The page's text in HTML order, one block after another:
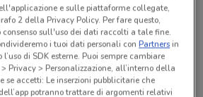
e sulle piattaforme collegate,
2 della Privacy Policy. Per fare questo,
consenso sull'uso dei dati raccolti a tale fine.
i tuoi dati personali conPartnersin
di SDK esterne. Puoi sempre cambiare
Privacy > Personalizzazione, all’interno della
se accetti: Le inserzioni pubblicitarie che
potranno trattare di argomenti relativi